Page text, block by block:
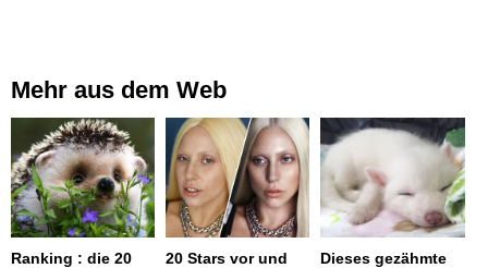
Mehr aus dem Web
Ranking : die 20
20 Stars vor und
Dieses gezähmte